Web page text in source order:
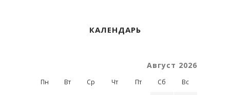
КАЛЕНДАРЬ
Август 2026
Пн Вт Ср Чт Пт Сб Вс